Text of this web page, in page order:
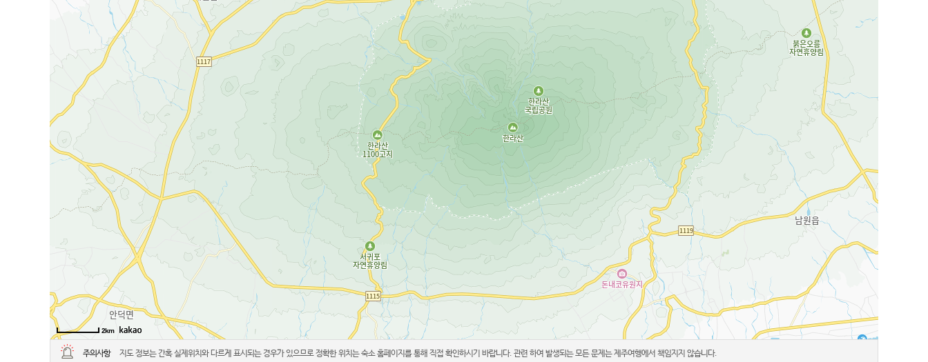
2km
주의사항 지도 정보는 간혹 실제위치와 다르게 표시되는 경우가 있으므로 정확한 위치는 숙소 홈페이지를 통해 직접 확인하시기 바랍니다. 관련 하여 발생되는 모든 문제는 제주여행에서 책임지지 않습니다.